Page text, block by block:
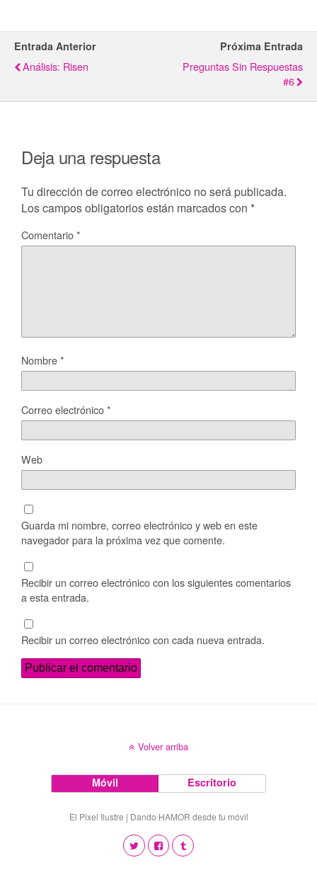
Entrada Anterior
Análisis: Risen
Próxima Entrada
Preguntas Sin Respuestas
#6
Deja una respuesta
Tu dirección de correo electrónico no será publicada.
Los campos obligatorios están marcados con *
Comentario*
Nombre*
Correo electrónico*
Web
Guarda mi nombre, correo electrónico y web en este
navegador para la próxima vez que comente.
Recibir un correo electrónico con los siguientes comentarios
a esta entrada.
Recibir un correo electrónico con cada nueva entrada.
Volver arriba
Móvil Escritorio
El Pixel Ilustre | Dando HAMOR desde tu móvil